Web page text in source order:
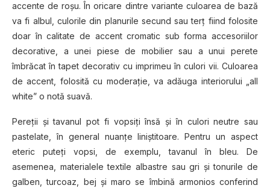
accente de roşu. În oricare dintre variante culoarea de bază
va fi albul, culorile din planurile secund sau terţ fiind folosite
doar în calitate de accent cromatic sub forma accesoriilor
decorative, a unei piese de mobilier sau a unui perete
îmbrăcat în tapet decorativ cu imprimeu în culori vii. Culoarea
de accent, folosită cu moderaţie, va adăuga interiorului „all
white” o notă suavă.
Pereţii şi tavanul pot fi vopsiţi însă şi în culori neutre sau
pastelate, în general nuanţe liniştitoare. Pentru un aspect
eteric puteţi vopsi, de exemplu, tavanul în bleu. De
asemenea, materialele textile albastre sau gri şi tonurile de
galben, turcoaz, bej şi maro se îmbină armonios conferind